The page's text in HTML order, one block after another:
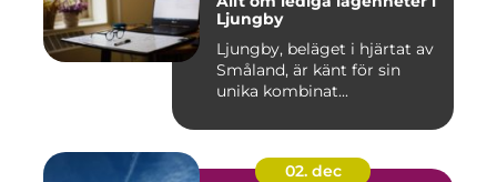
Ljungby
Ljungby, beläget i hjärtat av
Småland, är känt för sin
unika kombinat...
02. dec